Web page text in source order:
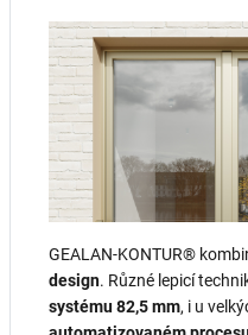
GEALAN‑KONTUR®
design. Různé lepicí
systému 82,5 mm, i u